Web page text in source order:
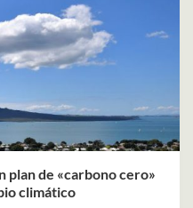
plan de «carbono cero»
climático